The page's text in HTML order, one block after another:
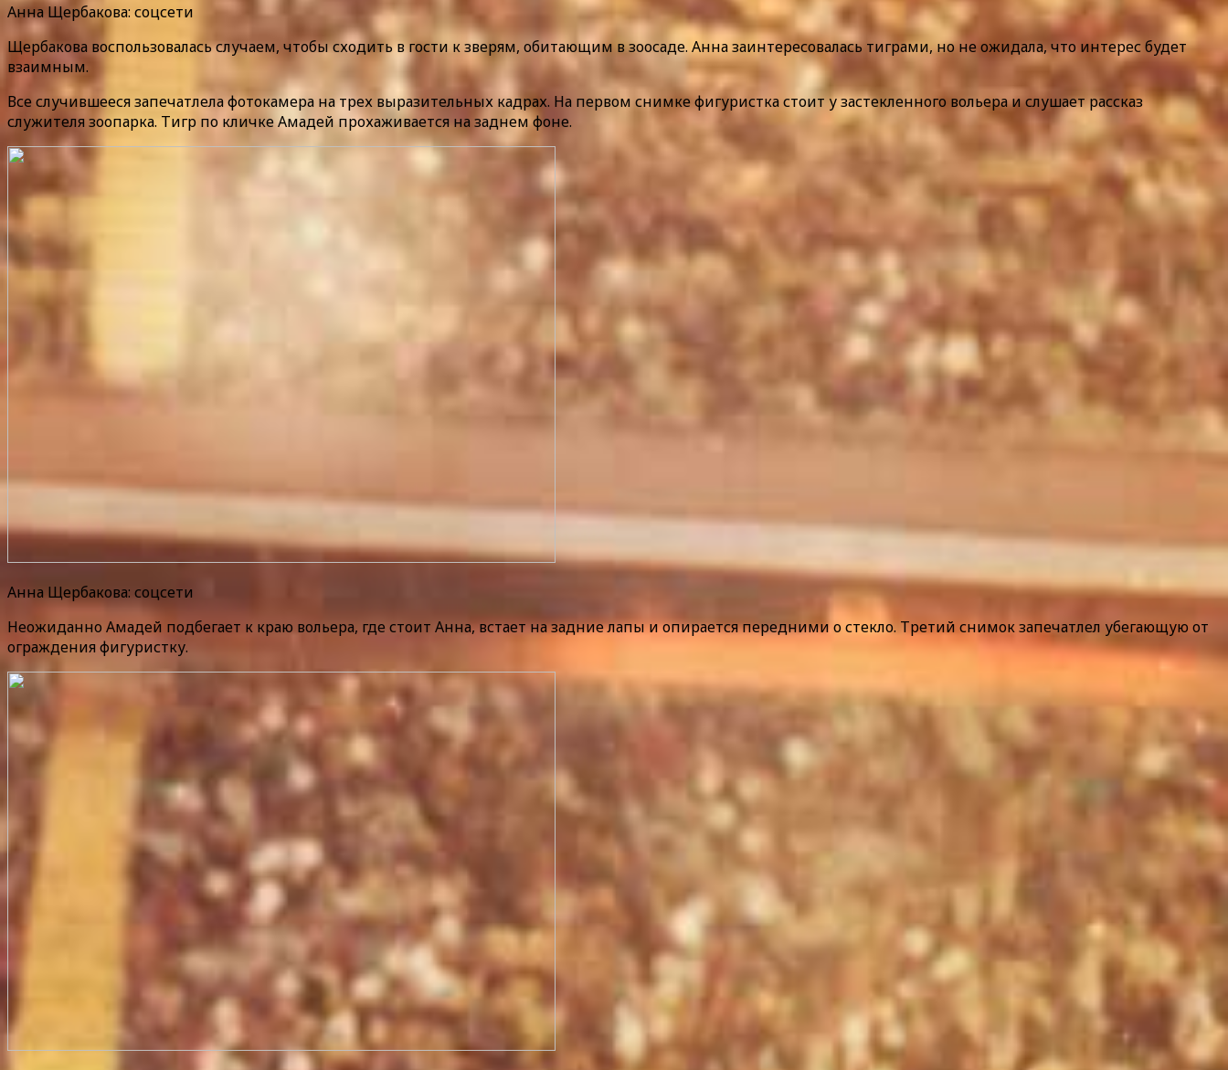
Анна Щербакова: соцсети
Щербакова воспользовалась случаем, чтобы сходить в гости к зверям, обитающим в зоосаде. Анна заинтересовалась тиграми, но не ожидала, что интерес будет
взаимным.
Все случившееся запечатлела фотокамера на трех выразительных кадрах. На первом снимке фигуристка стоит у застекленного вольера и слушает рассказ
служителя зоопарка. Тигр по кличке Амадей прохаживается на заднем фоне.
Анна Щербакова: соцсети
Неожиданно Амадей подбегает к краю вольера, где стоит Анна, встает на задние лапы и опирается передними о стекло. Третий снимок запечатлел убегающую от
ограждения фигуристку.